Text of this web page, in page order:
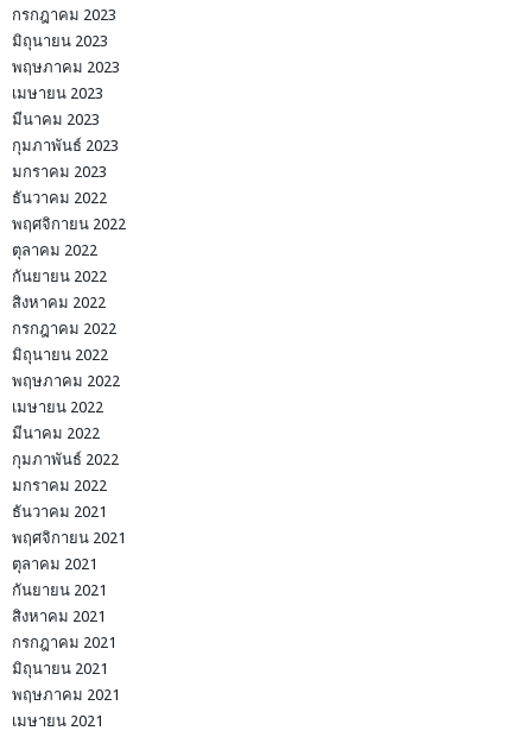
กรกฎาคม 2023
มิถุนายน 2023
พฤษภาคม 2023
เมษายน 2023
มีนาคม 2023
กุมภาพันธ์ 2023
มกราคม 2023
ธันวาคม 2022
พฤศจิกายน 2022
ตุลาคม 2022
กันยายน 2022
สิงหาคม 2022
กรกฎาคม 2022
มิถุนายน 2022
พฤษภาคม 2022
เมษายน 2022
มีนาคม 2022
กุมภาพันธ์ 2022
มกราคม 2022
ธันวาคม 2021
พฤศจิกายน 2021
ตุลาคม 2021
กันยายน 2021
สิงหาคม 2021
กรกฎาคม 2021
มิถุนายน 2021
พฤษภาคม 2021
เมษายน 2021